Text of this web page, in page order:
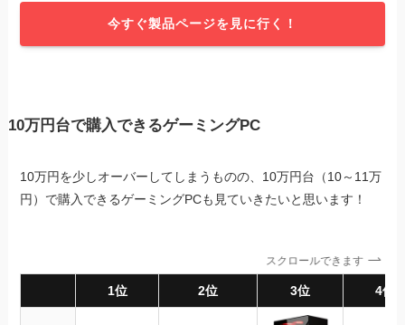
今すぐ製品ページを見に行く！
10万円台で購入できるゲーミングPC
10万円を少しオーバーしてしまうものの、10万円台（10～11万
円）で購入できるゲーミングPCも見ていきたいと思います！
スクロールできます
1位 2位 3位 4位